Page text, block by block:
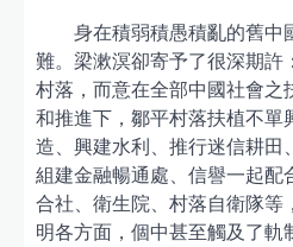
身在積弱積愚積亂的舊中
難。梁漱溟卻寄予了很深期許
村落，而意在全部中國社會之
和推進下，鄒平村落扶植不單
造、興建水利、推行迷信耕田
組建金融暢通處、信譽一起
合社、衛生院、村落自衛隊等
明各方面，個中甚至觸及了軌